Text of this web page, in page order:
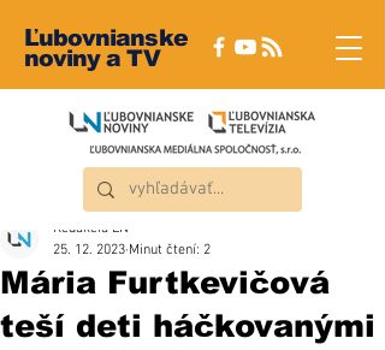
Ľubovnianske
noviny a TV
Mária Furtkevičová
teší deti háčkovanými
Redakcia ĽN
25. 12. 2023 Minut čtení: 2